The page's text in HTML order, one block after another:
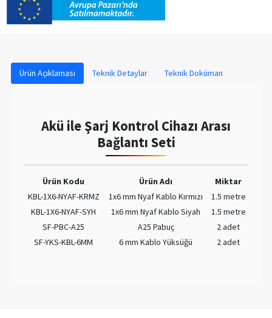
Ürün Açıklaması Teknik Detaylar Teknik Doküman
Akü ile Şarj Kontrol Cihazı Arası
Bağlantı Seti
Ürün Kodu Ürün Adı
Miktar
KBL-1X6-NYAF-KRMZ
1x6 mm Nyaf Kablo Kırmızı
1.5 metre
KBL-1X6-NYAF-SYH
1x6 mm Nyaf Kablo Siyah
1.5 metre
SF-PBC-A25
A25 Pabuç
2 adet
SF-YKS-KBL-6MM
6 mm Kablo Yüksüğü 2 adet